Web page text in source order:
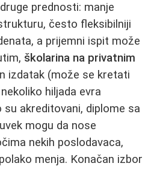
prednosti: manje
često fleksibilniji
a prijemni ispit može
školarina na privatnim
izdatak (može se kretati
hiljada evra
su akreditovani, diplome sa
mogu da nose
nekih poslodavaca,
menja. Konačan izbor